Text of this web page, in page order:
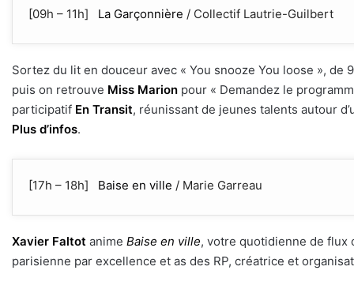
[09h – 11h] La Garçonnière / Collectif Lautrie-Guilbert
Sortez du lit en douceur avec « You snooze You loose », de
puis on retrouve Miss Marion pour « Demandez le
participatif En Transit, réunissant de jeunes talents autour
Plus d’infos.
[17h – 18h] Baise en ville / Marie Garreau
Xavier Faltot anime Baise en ville, votre quotidienne de flux
parisienne par excellence et as des RP, créatrice et